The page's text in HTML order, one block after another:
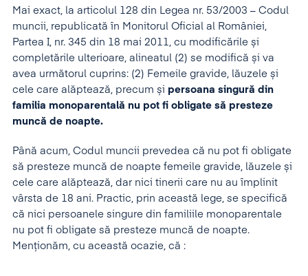
Mai exact, la articolul 128 din Legea nr. 53/2003 – Codul
muncii, republicată în Monitorul Oficial al României,
Partea I, nr. 345 din 18 mai 2011, cu modificările și
completările ulterioare, alineatul (2) se modifică și va
avea următorul cuprins: (2) Femeile gravide, lăuzele și
cele care alăptează, precum și persoana singură din
familia monoparentală nu pot fi obligate să presteze
muncă de noapte.
Până acum, Codul muncii prevedea că nu pot fi obligate
să presteze muncă de noapte femeile gravide, lăuzele și
cele care alăptează, dar nici tinerii care nu au împlinit
vârsta de 18 ani. Practic, prin această lege, se specifică
că nici persoanele singure din familiile monoparentale
nu pot fi obligate să presteze muncă de noapte.
Menționăm, cu această ocazie, că :